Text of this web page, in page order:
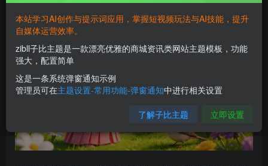
本站学习AI创作与提示词应用，掌握短视频玩法与AI技能，提升
自媒体运营效率。
zibll子比主题是一款漂亮优雅的商城资讯类网站主题模板，功能
强大，配置简单
这是一条系统弹窗通知示例
管理员可在主题设置-常用功能-弹窗通知中进行相关设置
了解子比主题 立即设置